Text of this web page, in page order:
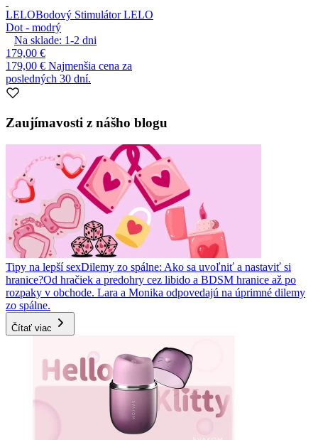
LELOBodový Stimulátor LELO
Dot - modrý
Na sklade: 1-2 dni
179,00 €
179,00 € Najmenšia cena za
posledných 30 dní.
Zaujímavosti z nášho blogu
Tipy na lepší sexDilemy zo spálne: Ako sa uvoľniť a nastaviť si
hranice?Od hračiek a predohry cez libido a BDSM hranice až po
rozpaky v obchode. Lara a Monika odpovedajú na úprimné dilemy
zo spálne.
Čítať viac